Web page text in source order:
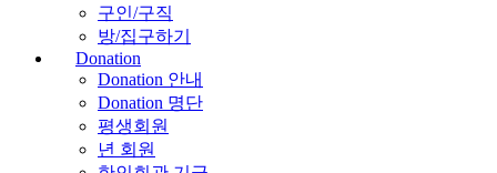
구인/구직
방/집구하기
Donation
Donation 안내
Donation 명단
평생회원
년 회원